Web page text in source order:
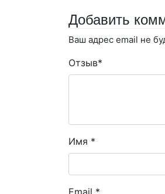
Добавить
Ваш адрес email не
Отзыв*
Имя *
Email *